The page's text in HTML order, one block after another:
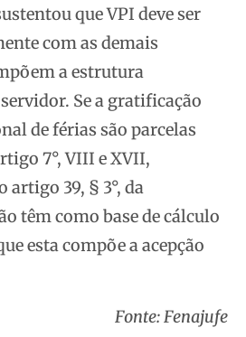
que VPI deve ser
com as demais
a estrutura
Se a gratificação
de férias são parcelas
7°, VIII e XVII,
39, § 3°, da
têm como base de cálculo
esta compõe a acepção
Fonte: Fenajufe